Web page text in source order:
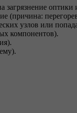
(причина:
узлов или
компонентов).